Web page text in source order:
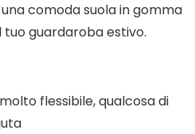
comodasuola in gomma
tuo guardaroba estivo.
flessibile, qualcosa di